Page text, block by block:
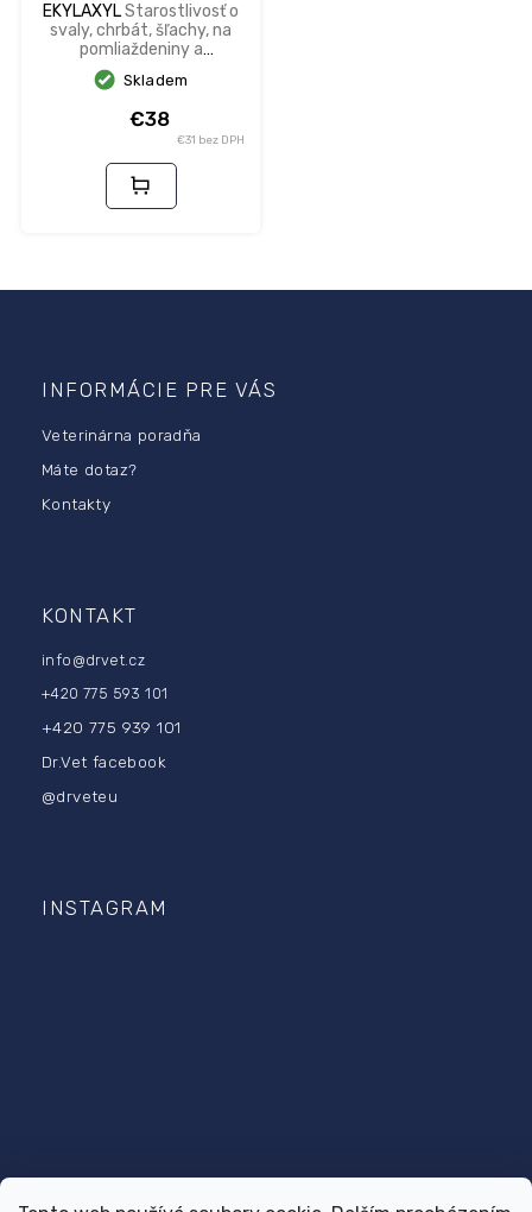
EKYLAXYLStarostlivosť o
svaly, chrbát, šľachy, na
pomliaždeniny a
hematómy
Skladem
€31 bez DPH
€38
INFORMÁCIE PRE VÁS
Veterinárna poradňa
Máte dotaz?
Kontakty
KONTAKT
info @drvet.cz
+420 775 593 101
+420 775 939 101
Dr.Vet facebook
@drveteu
INSTAGRAM